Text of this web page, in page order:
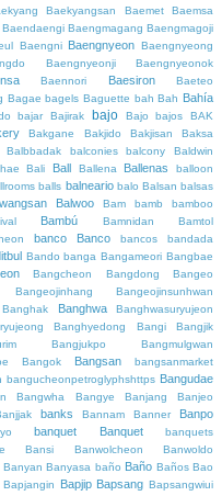
Baekyangsan Baemet Baemsa
Baendaengi Baengmagang Baengmagoji
Baengni Baengnyeon Baengnyeong
Baengnyeonji Baengnyeonok
Baennori Baesiron
Baeteo
Bagae bagels Baguette bah Bah Bahía
bajar Bajirak bajo Bajo bajos
BAK
Bakgane Bakjido Bakjisan
Baksa
Balbbadak balconies balcony
Baldwin
Bali Ball Ballena Ballenas
balloon
balls balneario balo Balsan balsas
Balwoo Bam bamb
bamboo
Bambú Bamnidan
Bamtol
banco Banco bancos bandada
Bando banga Bangameori Bangbae
Bangcheon Bangdong Bangeo
Bangeojinhang
Bangeojinsunhwan
Banghak Banghwa
Banghwasuryujeon
Banghyedong Bangi
Bangjik
Bangjukpo
Bangmulgwan
Bangok Bangsan
bangsanmarket
bangucheonpetroglyphshttps Bangudae
Bangwha Bangye Banjang Banjeo
banks Bannam Banner Banpo
banquet Banquet
banquets
Bansi Banwolcheon
Banwoldo
Banyan Banyasa baño Baño Baños Bao
Bapjangin Bapjip Bapsang Bapsangwiui